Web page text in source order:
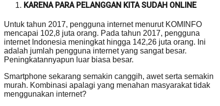
KARENA PARA PELANGGAN KITA SUDAH ONLINE
Untuk tahun 2017, pengguna internet menurut KOMINFO
mencapai 102,8 juta orang. Pada tahun 2017, pengguna
internet Indonesia meningkat hingga 142,26 juta orang. Ini
adalah jumlah pengguna internet yang sangat besar.
Peningkatannyapun luar biasa besar.
Smartphone sekarang semakin canggih, awet serta semakin
murah. Kombinasi apalagi yang menahan masyarakat tidak
menggunakan internet?